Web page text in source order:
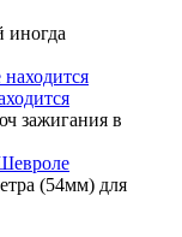
иногда
зажигания в
(54мм) для